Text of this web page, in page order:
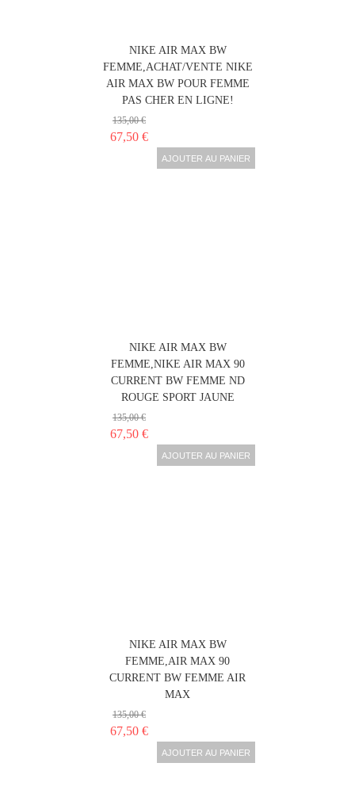
NIKE AIR MAX BW
FEMME,ACHAT/VENTE NIKE
AIR MAX BW POUR FEMME
PAS CHER EN LIGNE!
135,00 €
67,50 €
AJOUTER AU PANIER
NIKE AIR MAX BW
FEMME,NIKE AIR MAX 90
CURRENT BW FEMME ND
ROUGE SPORT JAUNE
135,00 €
67,50 €
AJOUTER AU PANIER
NIKE AIR MAX BW
FEMME,AIR MAX 90
CURRENT BW FEMME AIR
MAX
135,00 €
67,50 €
AJOUTER AU PANIER